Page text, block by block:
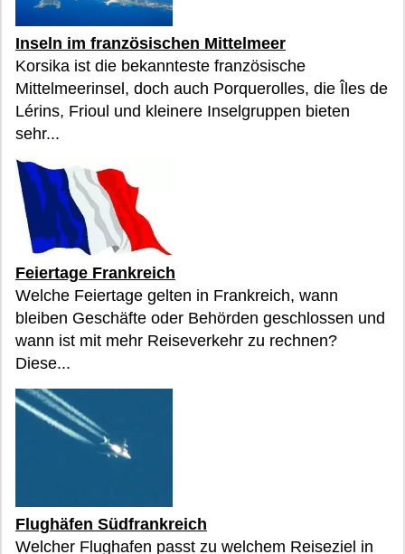
Inseln im französischen Mittelmeer
Korsika ist die bekannteste französische
Mittelmeerinsel, doch auch Porquerolles, die Îles de
Lérins, Frioul und kleinere Inselgruppen bieten
sehr...
Feiertage Frankreich
Welche Feiertage gelten in Frankreich, wann
bleiben Geschäfte oder Behörden geschlossen und
wann ist mit mehr Reiseverkehr zu rechnen?
Diese...
Flughäfen Südfrankreich
Welcher Flughafen passt zu welchem Reiseziel in